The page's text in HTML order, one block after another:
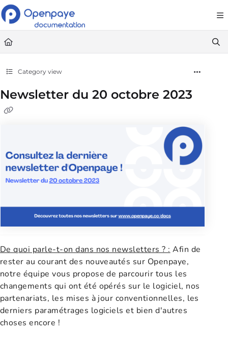
Documentation Index
Fetch the complete documentation index at: https://
Use this file to discover all available pages before exploring further.
Category view
Newsletter du 20 octobre 2023
De quoi parle-t-on dans nos newsletters ? : Afin de
rester au courant des nouveautés sur Openpaye,
notre équipe vous propose de parcourir tous les
changements qui ont été opérés sur le logiciel, nos
partenariats, les mises à jour conventionnelles, les
derniers paramétrages logiciels et bien d'autres
choses encore !